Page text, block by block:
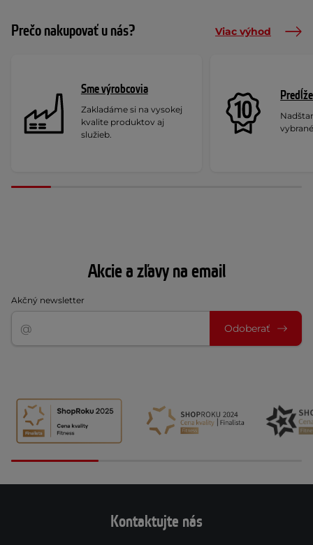
Prečo nakupovať u nás? Viac výhod
Sme výrobcovia
Zakladáme si na vysokej
kvalite produktov aj
služieb.
Akcie a zľavy na email
Akčný newsletter
Odoberať
Kontaktujte nás